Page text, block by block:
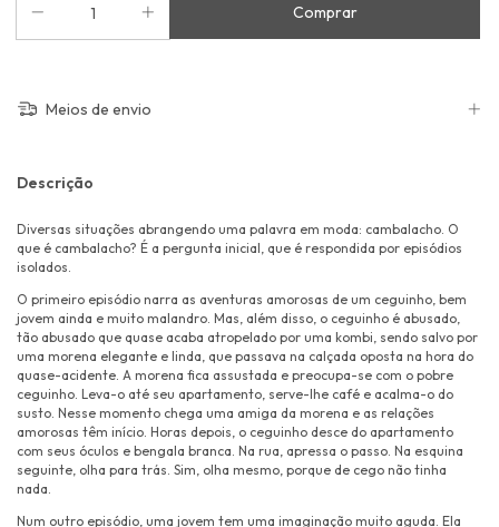
Meios de envio
Descrição
Diversas situações abrangendo uma palavra em moda: cambalacho. O
que é cambalacho? É a pergunta inicial, que é respondida por episódios
isolados.
O primeiro episódio narra as aventuras amorosas de um ceguinho, bem
jovem ainda e muito malandro. Mas, além disso, o ceguinho é abusado,
tão abusado que quase acaba atropelado por uma kombi, sendo salvo por
uma morena elegante e linda, que passava na calçada oposta na hora do
quase-acidente. A morena fica assustada e preocupa-se com o pobre
ceguinho. Leva-o até seu apartamento, serve-lhe café e acalma-o do
susto. Nesse momento chega uma amiga da morena e as relações
amorosas têm início. Horas depois, o ceguinho desce do apartamento
com seus óculos e bengala branca. Na rua, apressa o passo. Na esquina
seguinte, olha para trás. Sim, olha mesmo, porque de cego não tinha
nada.
Num outro episódio, uma jovem tem uma imaginação muito aguda. Ela